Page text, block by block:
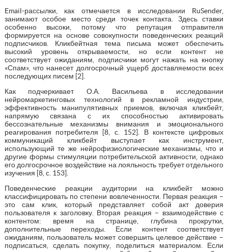
Email-рассылки, как отмечается в исследовании RuSender,
занимают особое место среди точек контакта. Здесь ставки
особенно высоки, потому что репутация отправителя
формируется на основе совокупности поведенческих реакций
подписчиков. Кликбейтная тема письма может обеспечить
высокий уровень открываемости, но если контент не
соответствует ожиданиям, подписчики могут нажать на кнопку
«Спам», что нанесет долгосрочный ущерб доставляемости всех
последующих писем [2].
Как подчеркивает О.А. Васильева в исследовании
нейромаркетинговых технологий в рекламной индустрии,
эффективность манипулятивных приемов, включая кликбейт,
напрямую связана с их способностью активировать
бессознательные механизмы внимания и эмоционального
реагирования потребителя [8, c. 152]. В контексте цифровых
коммуникаций кликбейт выступает как инструмент,
использующий те же нейрофизиологические механизмы, что и
другие формы стимуляции потребительской активности, однако
его долгосрочное воздействие на лояльность требует отдельного
изучения [8, c. 153].
Поведенческие реакции аудитории на кликбейт можно
классифицировать по степени вовлеченности. Первая реакция –
это сам клик, который представляет собой акт доверия
пользователя к заголовку. Вторая реакция – взаимодействие с
контентом: время на странице, глубина прокрутки,
дополнительные переходы. Если контент соответствует
ожиданиям, пользователь может совершить целевое действие –
подписаться, сделать покупку, поделиться материалом. Если